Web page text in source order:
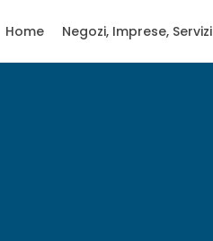
Home Negozi, Imprese, Servizi